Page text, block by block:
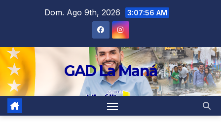
Dom. Ago 9th, 2026 3:07:57 AM
GAD La Maná